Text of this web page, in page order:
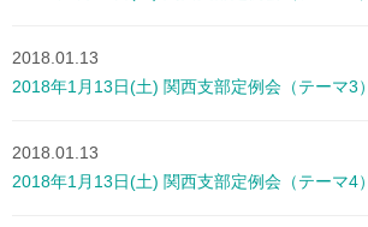
2018.01.13
2018年1月13日(土) 関西支部定例会（テーマ3）
2018.01.13
2018年1月13日(土) 関西支部定例会（テーマ4）